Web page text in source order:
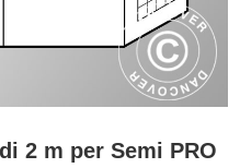
2 m per Semi PRO